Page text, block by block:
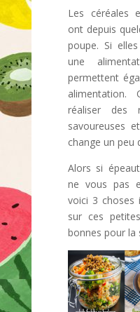
Les céréales
ont depuis
poupe. Si
une
permettent
alimentation.
réaliser des
savoureuses
change un peu
Alors si
ne vous pas
voici 3 choses
sur ces
bonnes pour la